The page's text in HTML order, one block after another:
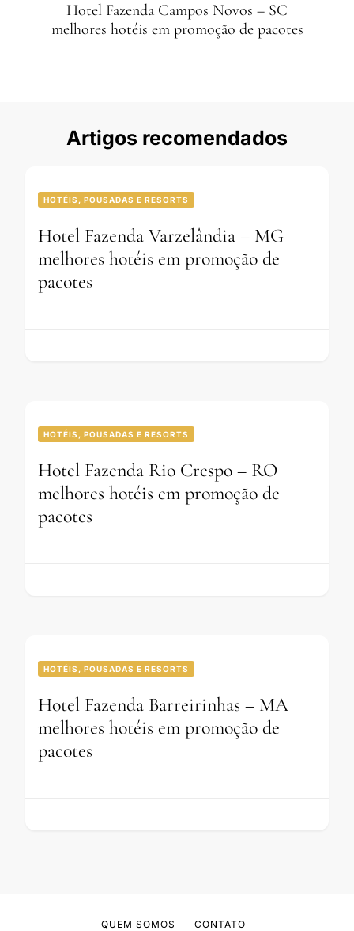
Hotel Fazenda Campos Novos – SC
melhores hotéis em promoção de pacotes
Artigos recomendados
HOTÉIS, POUSADAS E RESORTS
Hotel Fazenda Varzelândia – MG
melhores hotéis em promoção de
pacotes
HOTÉIS, POUSADAS E RESORTS
Hotel Fazenda Rio Crespo – RO
melhores hotéis em promoção de
pacotes
HOTÉIS, POUSADAS E RESORTS
Hotel Fazenda Barreirinhas – MA
melhores hotéis em promoção de
pacotes
QUEM SOMOS CONTATO